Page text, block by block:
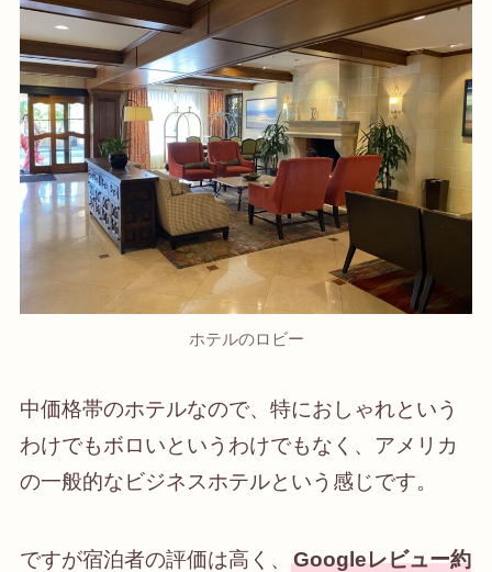
ホテルのロビー
中価格帯のホテルなので、特におしゃれという
わけでもボロいというわけでもなく、アメリカ
の一般的なビジネスホテルという感じです。
ですが宿泊者の評価は高く、 Googleレビュー約